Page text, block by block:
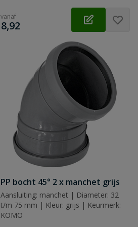
vanaf
€
8,92
PP bocht 45° 2 x manchet grijs
Aansluiting: manchet | Diameter: 32
t/m 75 mm | Kleur: grijs | Keurmerk:
KOMO